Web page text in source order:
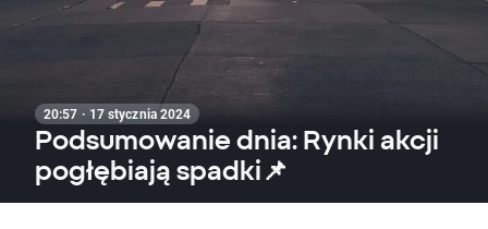
20:57 · 17 stycznia 2024
Podsumowanie dnia: Rynki akcji
pogłębiają spadki📌